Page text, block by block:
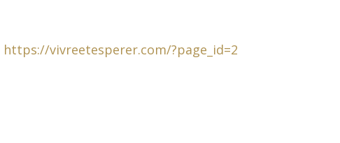
https://vivreetesperer.com/?page_id=2